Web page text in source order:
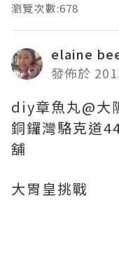
瀏覽次數:678
elaine
發佈於
diy章魚丸@大
銅鑼灣駱克道
舖
大胃皇挑戰